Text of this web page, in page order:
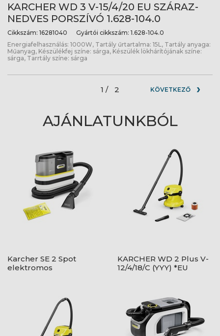
KARCHER WD 3 V-15/4/20 EU SZÁRAZ-
NEDVES PORSZÍVÓ 1.628-104.0
Cikkszám: 16281040 Gyártói cikkszám: 1.628-104.0
Energiafelhasználás: 1000W, Tartály űrtartalma: 15L, Tartály anyaga:
Műanyag, Készülékfej színe: sárga, Készülék lökhárítójának színe:
sárga, Tarrtály színe: sárga
1 / 2 KÖVETKEZŐ
AJÁNLATUNKBÓL
Karcher SE 2 Spot
elektromos
KARCHER WD 2 Plus V-
12/4/18/C (YYY) *EU